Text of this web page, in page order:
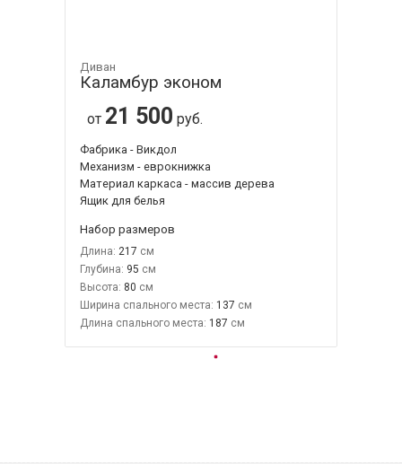
Диван
Каламбур эконом
от 21 500 руб.
Фабрика - Викдол
Механизм - еврокнижка
Материал каркаса - массив дерева
Ящик для белья
Набор размеров
Длина: 217
Глубина: 95
Высота: 80
Ширина спального места: 137
Длина спального места: 187